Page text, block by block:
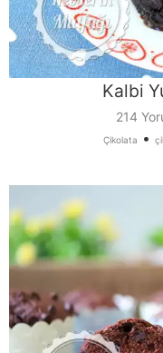
Kalbi
214
Çikolata •